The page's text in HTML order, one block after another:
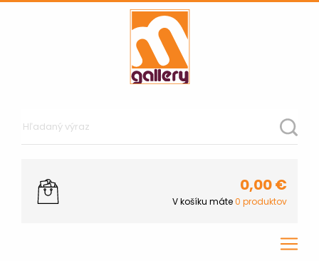
0,00€
V košíku máte0 produktov